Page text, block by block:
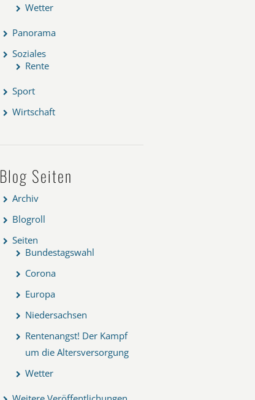
Wetter
Panorama
Soziales
Rente
Sport
Wirtschaft
Blog Seiten
Archiv
Blogroll
Seiten
Bundestagswahl
Corona
Europa
Niedersachsen
Rentenangst! Der Kampf
um die Altersversorgung
Wetter